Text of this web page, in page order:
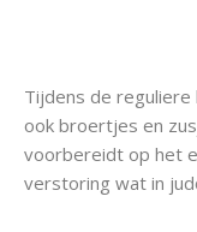
Tijdens de reguliere
ook broertjes en
voorbereidt op het
verstoring wat in